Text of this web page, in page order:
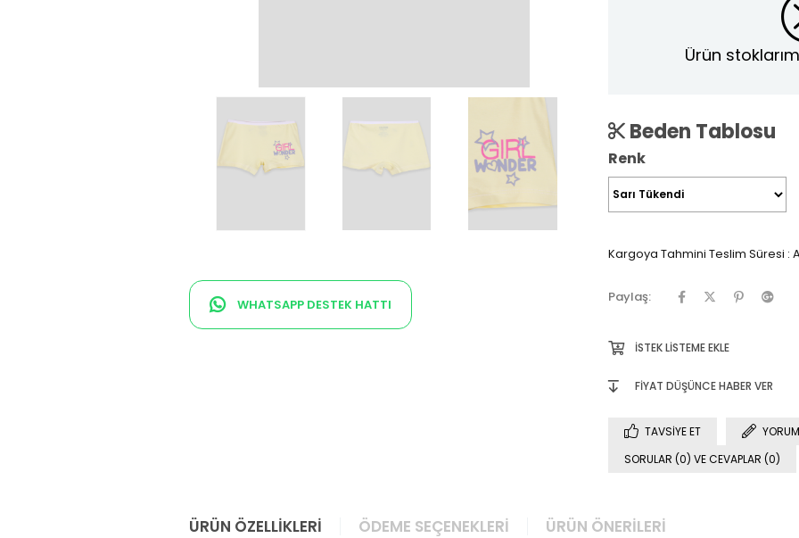
WHATSAPP DESTEK HATTI
Ürün
Beden Tablosu
Renk
Kargoya Tahmini Teslim Süresi :
Paylaş:
İSTEK LISTEME EKLE
FIYAT DÜŞÜNCE HABER VER
TAVSIYE ET
SORULAR (0) VE CEVAPLAR (0)
ÜRÜN ÖZELLIKLERI ÖDEME SEÇENEKLERI ÜRÜN ÖNERILERI